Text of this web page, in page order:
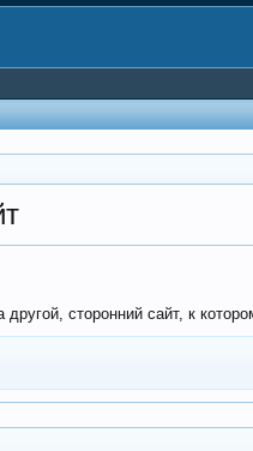
сторонний сайт, к